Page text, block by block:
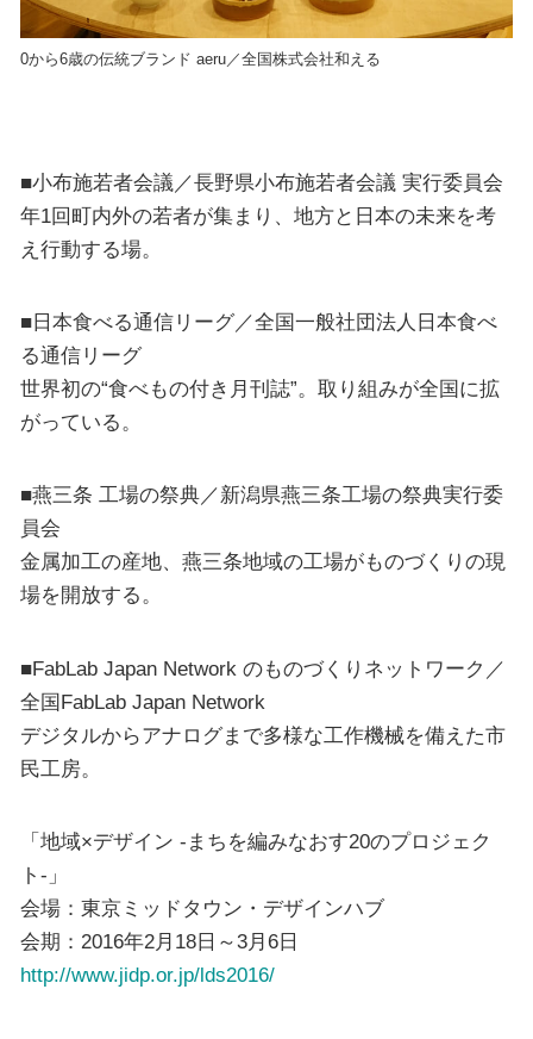
0から6歳の伝統ブランド aeru／全国株式会社和える
■小布施若者会議／長野県小布施若者会議 実行委員会
年1回町内外の若者が集まり、地方と日本の未来を考
え行動する場。
■日本食べる通信リーグ／全国一般社団法人日本食べ
る通信リーグ
世界初の“食べもの付き月刊誌”。取り組みが全国に拡
がっている。
■燕三条 工場の祭典／新潟県燕三条工場の祭典実行委
員会
金属加工の産地、燕三条地域の工場がものづくりの現
場を開放する。
■FabLab Japan Network のものづくりネットワーク／
全国FabLab Japan Network
デジタルからアナログまで多様な工作機械を備えた市
民工房。
「地域×デザイン -まちを編みなおす20のプロジェク
ト-」
会場：東京ミッドタウン・デザインハブ
会期：2016年2月18日～3月6日
http://www.jidp.or.jp/lds2016/